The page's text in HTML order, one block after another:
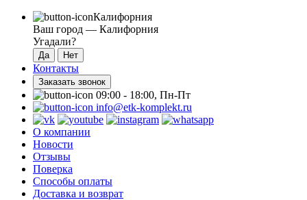
Калифорния
Ваш город — Калифорния
Угадали?
Контакты
Заказать звонок
09:00 - 18:00, Пн-Пт
info@etk-komplekt.ru
О компании
Новости
Отзывы
Поверка
Способы оплаты
Доставка и возврат